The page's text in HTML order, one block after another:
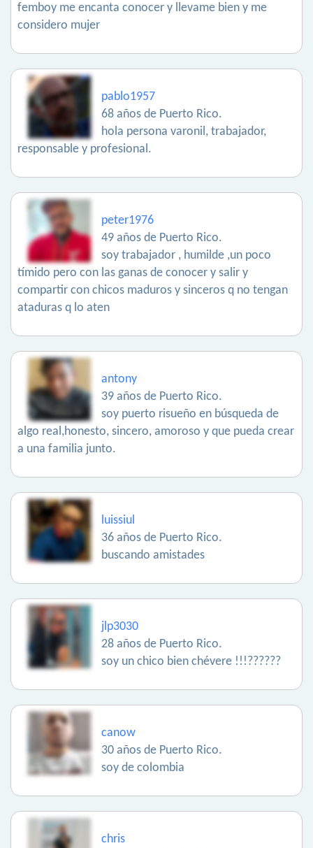
femboy me encanta conocer y llevame bien y me
considero mujer
pablo1957
68 años de Puerto Rico.
hola persona varonil, trabajador,
responsable y profesional.
peter1976
49 años de Puerto Rico.
soy trabajador , humilde ,un poco
tímido pero con las ganas de conocer y salir y
compartir con chicos maduros y sinceros q no tengan
ataduras q lo aten
antony
39 años de Puerto Rico.
soy puerto risueño en búsqueda de
algo real,honesto, sincero, amoroso y que pueda crear
a una familia junto.
luissiul
36 años de Puerto Rico.
buscando amistades
jlp3030
28 años de Puerto Rico.
soy un chico bien chévere !!!??????
canow
30 años de Puerto Rico.
soy de colombia
chris